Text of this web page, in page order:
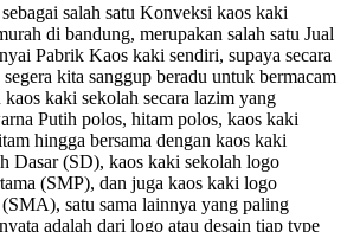
salah satu Konveksi kaos kaki
di bandung, merupakan salah satu Jual
Pabrik Kaos kaki sendiri, supaya secara
kita sanggup beradu untuk bermacam
kaki sekolah secara lazim yang
Putih polos, hitam polos, kaos kaki
hingga bersama dengan kaos kaki
Dasar (SD), kaos kaki sekolah logo
(SMP), dan juga kaos kaki logo
(SMA), satu sama lainnya yang paling
adalah dari logo atau desain tiap type